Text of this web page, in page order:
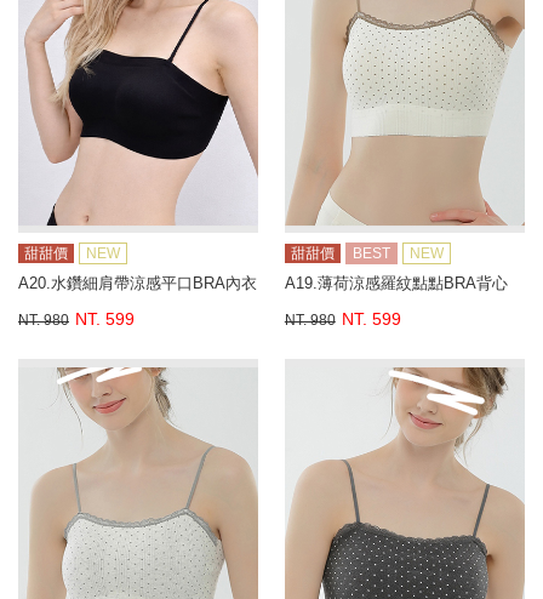
甜甜價 NEW
A20.水鑽細肩帶涼感平口BRA內衣
NT. 980 NT. 599
甜甜價 BEST NEW
A19.薄荷涼感羅紋點點BRA背心
NT. 980 NT. 599